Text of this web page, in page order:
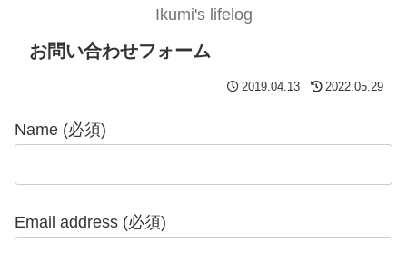
Ikumi's lifelog
お問い合わせフォーム
2019.04.13 2022.05.29
Name (必須)
Email address (必須)